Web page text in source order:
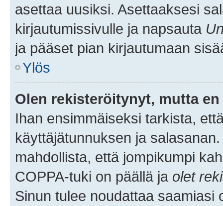
asettaa uusiksi. Asettaaksesi
kirjautumissivulle ja napsauta
ja pääset pian kirjautumaan
Ylös
Olen rekisteröitynyt, mutta
Ihan ensimmäiseksi tarkista,
käyttäjätunnuksen ja
mahdollista, että jompikumpi
COPPA-tuki on päällä ja olet
Sinun tulee noudattaa saamiasi